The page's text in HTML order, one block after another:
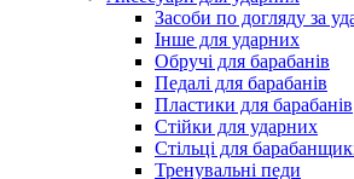
Засоби по догляду за
Інше для ударних
Обручі для барабанів
Педалі для барабанів
Пластики для барабанів
Стійки для ударних
Стільці для
Тренувальні педи